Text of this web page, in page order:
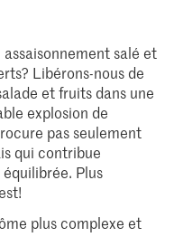
salé et
Libérons-nous de
et fruits dans une
explosion de
pas seulement
qui contribue
Plus
plus complexe et